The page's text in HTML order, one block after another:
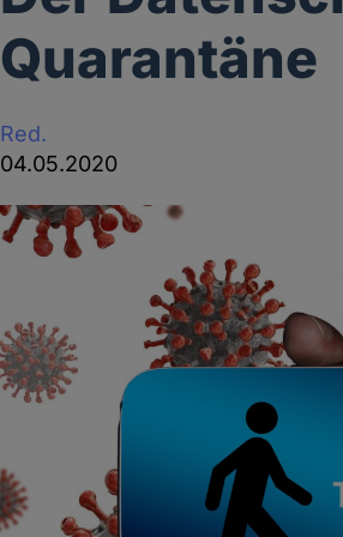
Quarantäne
Red.
04.05.2020